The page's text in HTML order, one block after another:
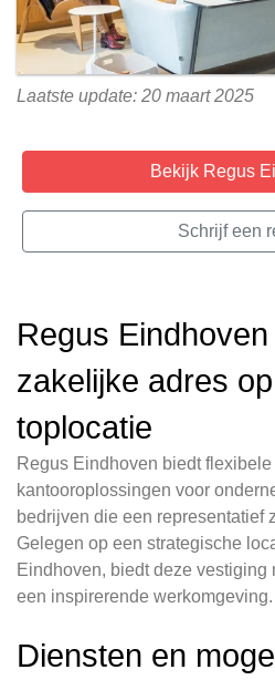
Laatste update: 20 maart 2025
Bekijk Regus
Schrijf een
Regus
zakelijke adres
toplocatie
Regus Eindhoven biedt
kantooroplossingen voor
bedrijven die een representatief
Gelegen op een strategische
Eindhoven, biedt deze vestiging
een inspirerende werkomgeving.
Diensten en